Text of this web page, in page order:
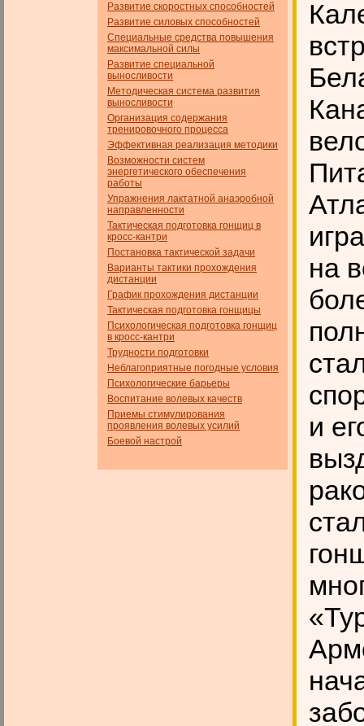
Развитие скоростных способностей
Развитие силовых способностей
Специальные средства повышения
максимальной силы
Развитие специальной
выносливости
Методическая система развития
выносливости
Организация содержания
тренировочного процесса
Эффективная реализация методики
Возможности систем
энергетического обеспечения
работы
Упражнения лактатной анаэробной
направленности
Тактическая подготовка гонщиц в
кросс-кантри
Постановка тактической задачи
Варианты тактики прохождения
дистанции
График прохождения дистанции
Тактическая подготовка гонщицы
Психологическая подготовка гонщиц
в кросс-кантри
Трудности подготовки
Неблагоприятные погодные условия
Психологические барьеры
Воспитание волевых качеств
Приемы стимулирования
проявления волевых усилий
Боевой настрой
на
и